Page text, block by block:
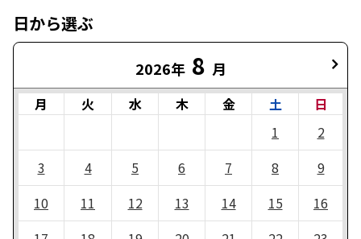
日から選ぶ
2026年 8 月
月 火 水 木 金 土
日
1
2
3
4 5 6 7 8
9
10
11 12 13 14 15
16